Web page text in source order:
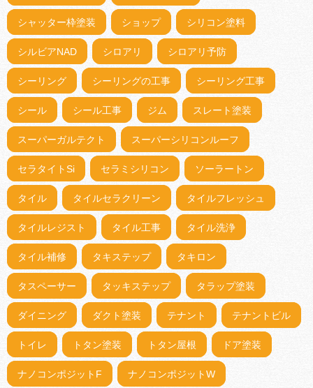
シャッター枠塗装 ショップ シリコン塗料
シルビアNAD シロアリ シロアリ予防
シーリング シーリングの工事 シーリング工事
シール シール工事 ジム スレート塗装
スーパーガルテクト スーパーシリコンルーフ
セラタイトSi セラミシリコン ソーラートン
タイル タイルセラクリーン タイルフレッシュ
タイルレジスト タイル工事 タイル洗浄
タイル補修 タキステップ タキロン
タスペーサー タッキステップ タラップ塗装
ダイニング ダクト塗装 テナント テナントビル
トイレ トタン塗装 トタン屋根 ドア塗装
ナノコンポジットF ナノコンポジットW